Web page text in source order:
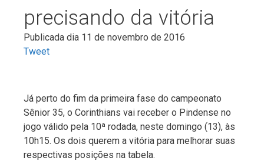
precisando da vitória
Publicada dia 11 de novembro de 2016
Tweet
Já perto do fim da primeira fase do campeonato
Sênior 35, o Corinthians vai receber o Pindense no
jogo válido pela 10ª rodada, neste domingo (13), às
10h15. Os dois querem a vitória para melhorar suas
respectivas posições na tabela.